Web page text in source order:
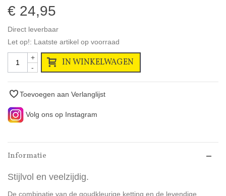
€ 24,95
Direct leverbaar
Let op!: Laatste artikel op voorraad
-
+ IN WINKELWAGEN
Toevoegen aan Verlanglijst
Volg ons op Instagram
Informatie
Stijlvol en veelzijdig.
De combinatie van de goudkleurige ketting en de levendige